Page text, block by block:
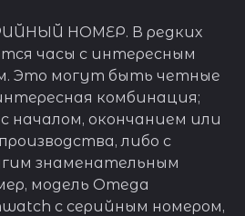
НОМЕР. В редких
часы с интересным
Это могут быть четные
комбинация;
началом, окончанием или
либо с
знаменательным
модель Omega
с серийным номером,